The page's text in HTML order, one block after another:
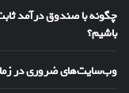
چگونه با صندوق درآمد
باشیم؟
وب‌سایت‌های ضروری در